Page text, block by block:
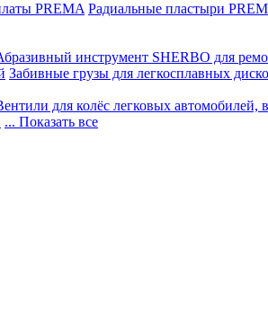
PREMA Радиальные пластыри
инструмент SHERBO для
Забивные грузы для легкосплавных
для колёс легковых автомобилей,
... Показать все